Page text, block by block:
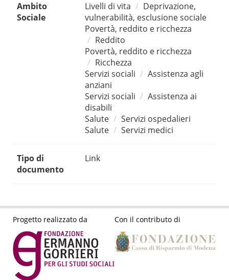
Ambito
Sociale
Livelli di vita
Deprivazione,
vulnerabilità, esclusione sociale
Povertà, reddito e ricchezza
Reddito
Povertà, reddito e ricchezza
Ricchezza
Servizi sociali
Assistenza agli
anziani
Servizi sociali
Assistenza ai
disabili
Salute
Servizi ospedalieri
Salute
Servizi medici
Tipo di
documento
Link
Progetto realizzato da Con il contributo di